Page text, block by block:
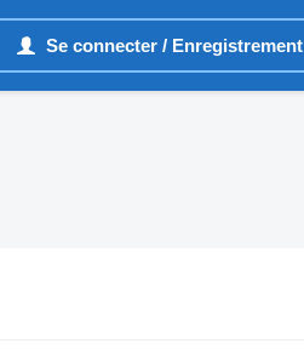
Se connecter / Enregistrement